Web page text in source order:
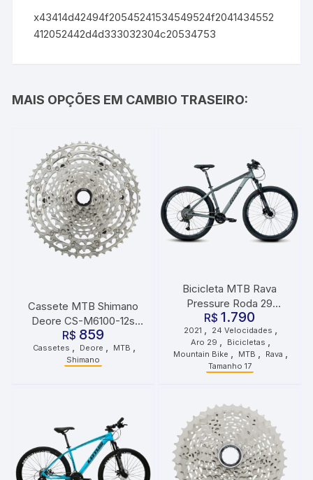
x43414d42494f20545241534549524f2041434552
412052442d4d333032304c20534753
MAIS OPÇÕES EM CAMBIO TRASEIRO:
Cassete MTB Shimano
Deore CS-M6100-12s
10X51D
R$ 859
Cassetes , Deore , MTB ,
Shimano
Bicicleta MTB Rava
Pressure Roda 29
Tamanho 17 24
Velocidades 2021 Cinza
Preto
R$ 1.790
2021 24 Velocidades
Aro 29 Bicicletas
Mountain Bike MTB Rava
Tamanho 17